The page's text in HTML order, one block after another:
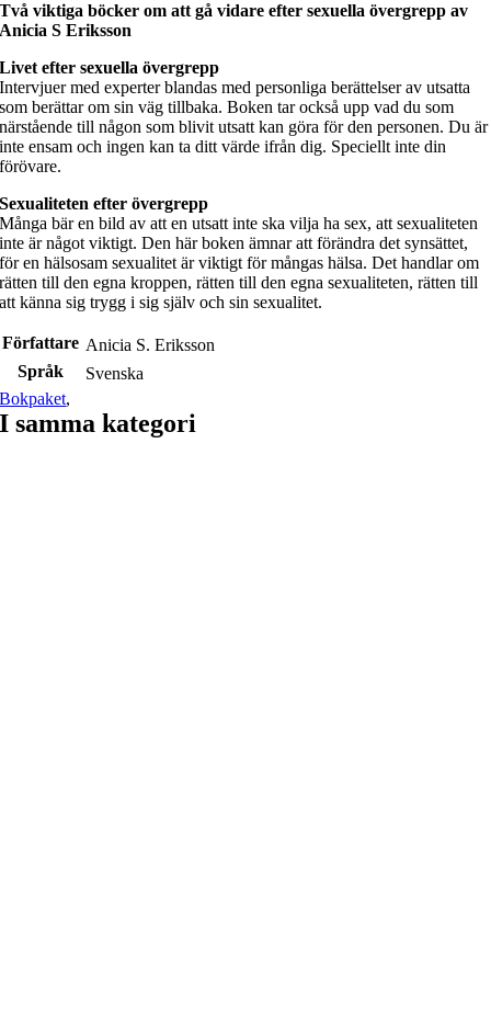
Två viktiga böcker om att gå vidare efter sexuella övergrepp av
Anicia S Eriksson
Livet efter sexuella övergrepp
Intervjuer med experter blandas med personliga berättelser av utsatta
som berättar om sin väg tillbaka. Boken tar också upp vad du som
närstående till någon som blivit utsatt kan göra för den personen. Du är
inte ensam och ingen kan ta ditt värde ifrån dig. Speciellt inte din
förövare.
Sexualiteten efter övergrepp
Många bär en bild av att en utsatt inte ska vilja ha sex, att sexualiteten
inte är något viktigt. Den här boken ämnar att förändra det synsättet,
för en hälsosam sexualitet är viktigt för mångas hälsa. Det handlar om
rätten till den egna kroppen, rätten till den egna sexualiteten, rätten till
att känna sig trygg i sig själv och sin sexualitet.
Författare Anicia S. Eriksson
Språk
Svenska
Bokpaket,
I samma kategori